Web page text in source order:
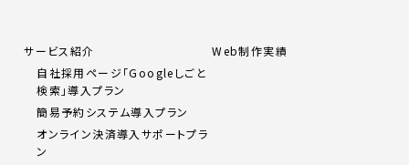
サービス紹介
自社採用ページ「Googleしごと
検索」導入プラン
簡易予約システム導入プラン
オンライン決済導入サポートプラ
ン
Web制作実績